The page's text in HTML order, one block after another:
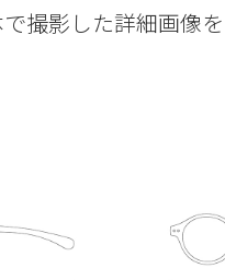
撮影した詳細画像